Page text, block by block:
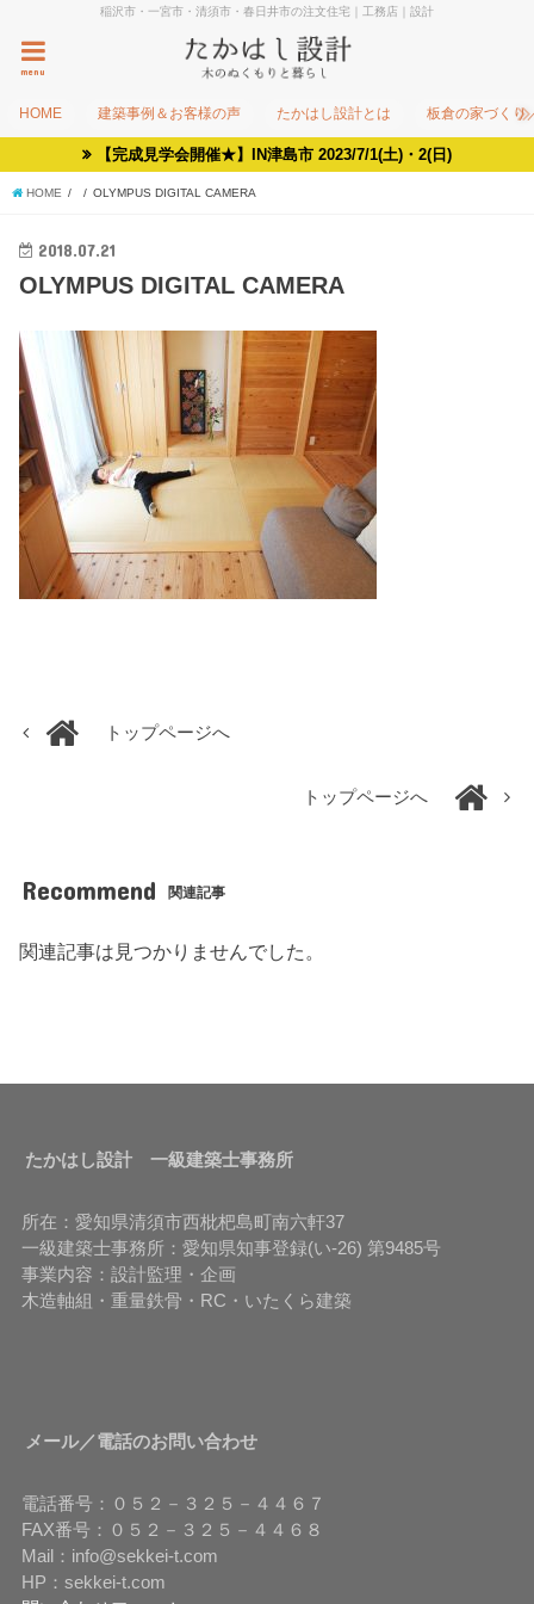
稲沢市・一宮市・清須市・春日井市の注文住宅｜工務店｜設計
menu
HOME 建築事例＆お客様の声 たかはし設計とは 板倉の家づくり
【完成見学会開催★】IN津島市 2023/7/1(土)・2(日)
HOME OLYMPUS DIGITAL CAMERA
2018.07.21
OLYMPUS DIGITAL CAMERA
トップページへ
トップページへ
Recommend 関連記事
関連記事は見つかりませんでした。
たかはし設計 一級建築士事務所
所在：愛知県清須市西枇杷島町南六軒37
一級建築士事務所：愛知県知事登録(い-26) 第9485号
事業内容：設計監理・企画
木造軸組・重量鉄骨・RC・いたくら建築
メール／電話のお問い合わせ
電話番号：０５２－３２５－４４６７
FAX番号：０５２－３２５－４４６８
Mail：info@sekkei-t.com
HP：sekkei-t.com